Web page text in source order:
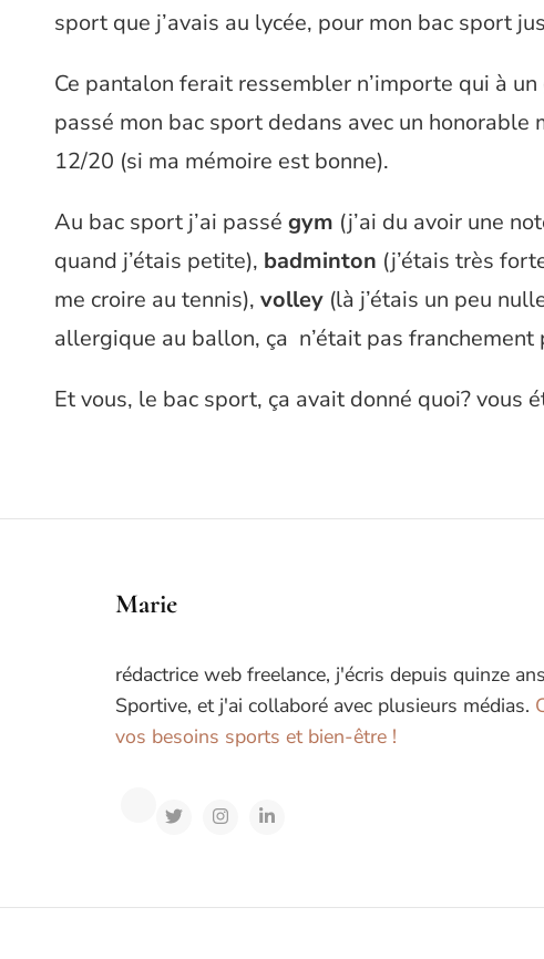
sport que j’avais au lycée, pour mon bac sport
Ce pantalon ferait ressembler n’importe qui à un
passé mon bac sport dedans avec un
12/20 (si ma mémoire est bonne).
Au bac sport j’ai passé gym (j’ai du avoir une
quand j’étais petite), badminton (j’étais très
me croire au tennis), volley (là j’étais un peu
allergique au ballon, ça n’était pas franchement
Et vous, le bac sport, ça avait donné quoi? vous
Marie
rédactrice web freelance, j'écris depuis quinze
Sportive, et j'ai collaboré avec plusieurs médias.
vos besoins sports et bien-être !